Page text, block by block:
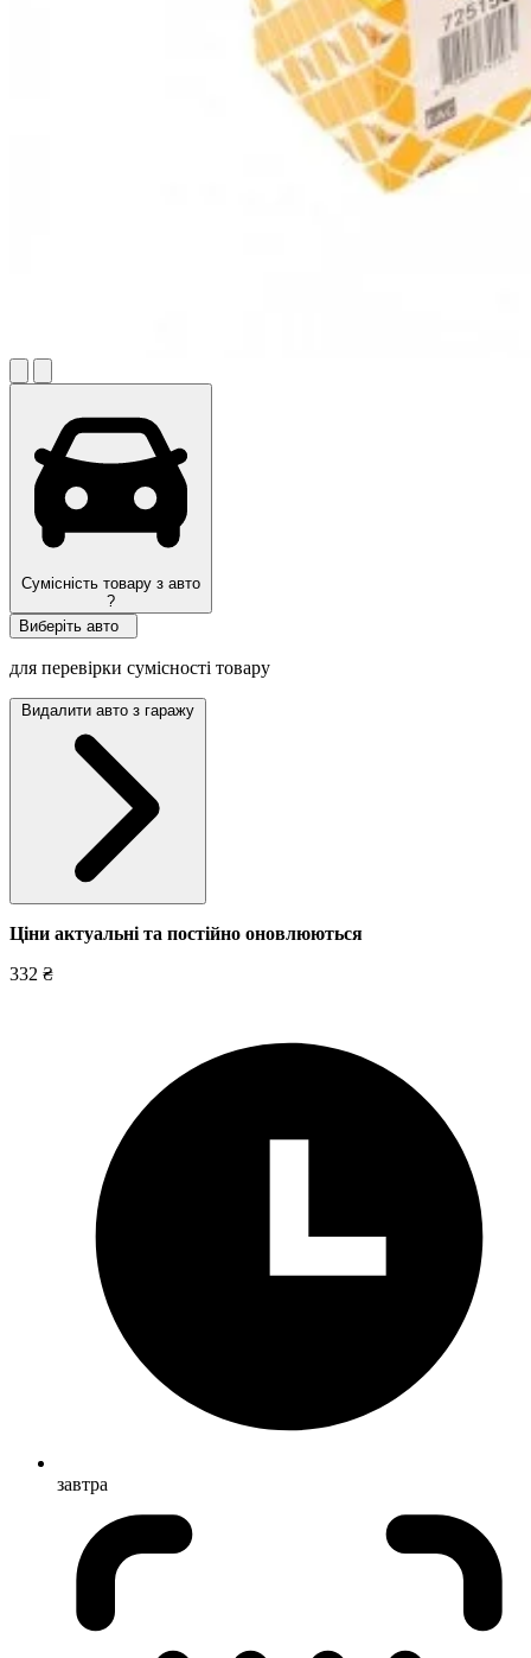
Сумісність товару з авто
?
Виберіть авто
для перевірки сумісності товару
Видалити авто з гаражу
Ціни актуальні та постійно оновлюються
332 ₴
завтра